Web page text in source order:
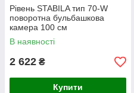
Рівень STABILA тип 70-W
поворотна бульбашкова
камера 100 см
В наявності
2 622 ₴
Купити